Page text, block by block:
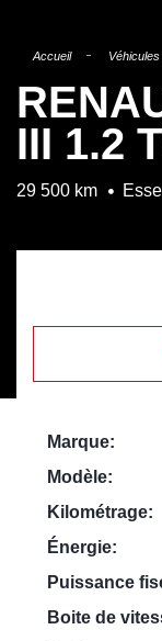
Accueil Véhicules
III 1.2
29 500 km
Marque:
Modèle:
Kilométrage:
Énergie:
Puissance
Boite de